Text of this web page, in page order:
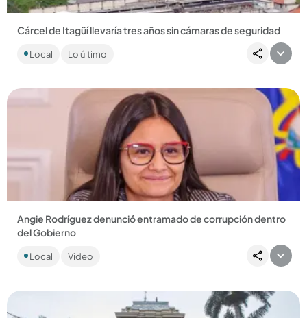
Cárcel de Itagüí llevaría tres años sin cámaras de seguridad
algunas fallas en el control del centro penitenciario. La
Local Lo último
Compartir Noticia
Angie Rodríguez denunció entramado de corrupción dentro
del Gobierno
amenazando para que no dijera nada, pero decidió romper el
Local Video